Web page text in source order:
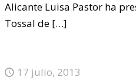
Alicante Luisa Pastor ha
Tossal de[…]
17 julio, 2013